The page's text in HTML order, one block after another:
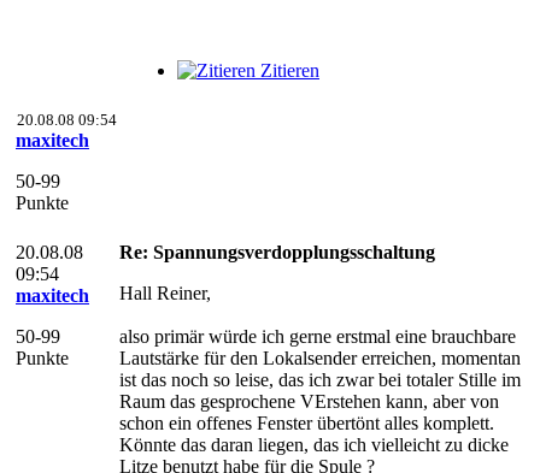
Zitieren
20.08.08 09:54
maxitech
50-99
Punkte
20.08.08
09:54
maxitech
50-99
Punkte
Re: Spannungsverdopplungsschaltung
Hall Reiner,
also primär würde ich gerne erstmal eine brauchbare
Lautstärke für den Lokalsender erreichen, momentan
ist das noch so leise, das ich zwar bei totaler Stille im
Raum das gesprochene VErstehen kann, aber von
schon ein offenes Fenster übertönt alles komplett.
Könnte das daran liegen, das ich vielleicht zu dicke
Litze benutzt habe für die Spule ?